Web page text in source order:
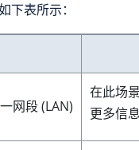
下表所示：
网段 (LAN)
在此场
更多信